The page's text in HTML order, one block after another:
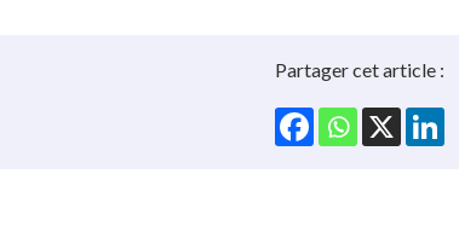
Partager cet article :